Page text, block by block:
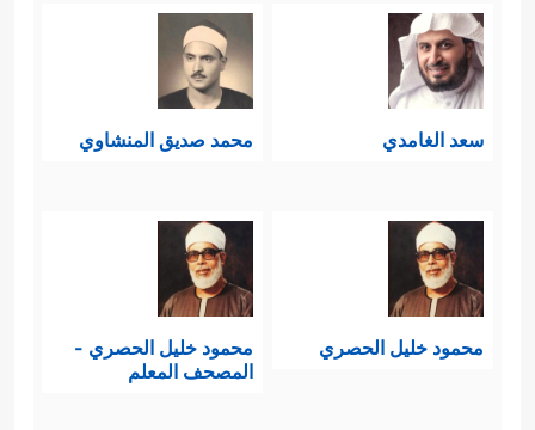
سعد الغامدي محمد صديق المنشاوي
محمود خليل الحصري
محمود خليل الحصري -
المصحف المعلم